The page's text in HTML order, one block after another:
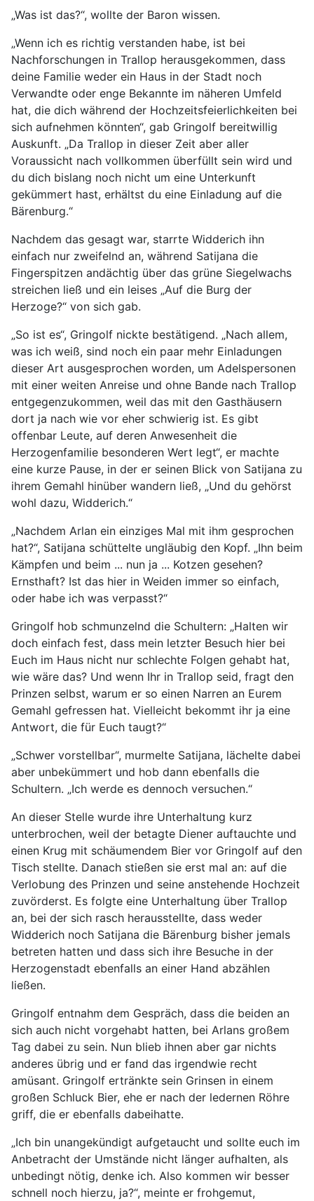
„Was ist das?“, wollte der Baron wissen.
„Wenn ich es richtig verstanden habe, ist bei
Nachforschungen in Trallop herausgekommen, dass
deine Familie weder ein Haus in der Stadt noch
Verwandte oder enge Bekannte im näheren Umfeld
hat, die dich während der Hochzeitsfeierlichkeiten bei
sich aufnehmen könnten“, gab Gringolf bereitwillig
Auskunft. „Da Trallop in dieser Zeit aber aller
Voraussicht nach vollkommen überfüllt sein wird und
du dich bislang noch nicht um eine Unterkunft
gekümmert hast, erhältst du eine Einladung auf die
Bärenburg.“
Nachdem das gesagt war, starrte Widderich ihn
einfach nur zweifelnd an, während Satijana die
Fingerspitzen andächtig über das grüne Siegelwachs
streichen ließ und ein leises „Auf die Burg der
Herzoge?“ von sich gab.
„So ist es“, Gringolf nickte bestätigend. „Nach allem,
was ich weiß, sind noch ein paar mehr Einladungen
dieser Art ausgesprochen worden, um Adelspersonen
mit einer weiten Anreise und ohne Bande nach Trallop
entgegenzukommen, weil das mit den Gasthäusern
dort ja nach wie vor eher schwierig ist. Es gibt
offenbar Leute, auf deren Anwesenheit die
Herzogenfamilie besonderen Wert legt“, er machte
eine kurze Pause, in der er seinen Blick von Satijana zu
ihrem Gemahl hinüber wandern ließ, „Und du gehörst
wohl dazu, Widderich.“
„Nachdem Arlan ein einziges Mal mit ihm gesprochen
hat?“, Satijana schüttelte ungläubig den Kopf. „Ihn beim
Kämpfen und beim ... nun ja ... Kotzen gesehen?
Ernsthaft? Ist das hier in Weiden immer so einfach,
oder habe ich was verpasst?“
Gringolf hob schmunzelnd die Schultern: „Halten wir
doch einfach fest, dass mein letzter Besuch hier bei
Euch im Haus nicht nur schlechte Folgen gehabt hat,
wie wäre das? Und wenn Ihr in Trallop seid, fragt den
Prinzen selbst, warum er so einen Narren an Eurem
Gemahl gefressen hat. Vielleicht bekommt ihr ja eine
Antwort, die für Euch taugt?“
„Schwer vorstellbar“, murmelte Satijana, lächelte dabei
aber unbekümmert und hob dann ebenfalls die
Schultern. „Ich werde es dennoch versuchen.“
An dieser Stelle wurde ihre Unterhaltung kurz
unterbrochen, weil der betagte Diener auftauchte und
einen Krug mit schäumendem Bier vor Gringolf auf den
Tisch stellte. Danach stießen sie erst mal an: auf die
Verlobung des Prinzen und seine anstehende Hochzeit
zuvörderst. Es folgte eine Unterhaltung über Trallop
an, bei der sich rasch herausstellte, dass weder
Widderich noch Satijana die Bärenburg bisher jemals
betreten hatten und dass sich ihre Besuche in der
Herzogenstadt ebenfalls an einer Hand abzählen
ließen.
Gringolf entnahm dem Gespräch, dass die beiden an
sich auch nicht vorgehabt hatten, bei Arlans großem
Tag dabei zu sein. Nun blieb ihnen aber gar nichts
anderes übrig und er fand das irgendwie recht
amüsant. Gringolf ertränkte sein Grinsen in einem
großen Schluck Bier, ehe er nach der ledernen Röhre
griff, die er ebenfalls dabeihatte.
„Ich bin unangekündigt aufgetaucht und sollte euch im
Anbetracht der Umstände nicht länger aufhalten, als
unbedingt nötig, denke ich. Also kommen wir besser
schnell noch hierzu, ja?“, meinte er frohgemut,